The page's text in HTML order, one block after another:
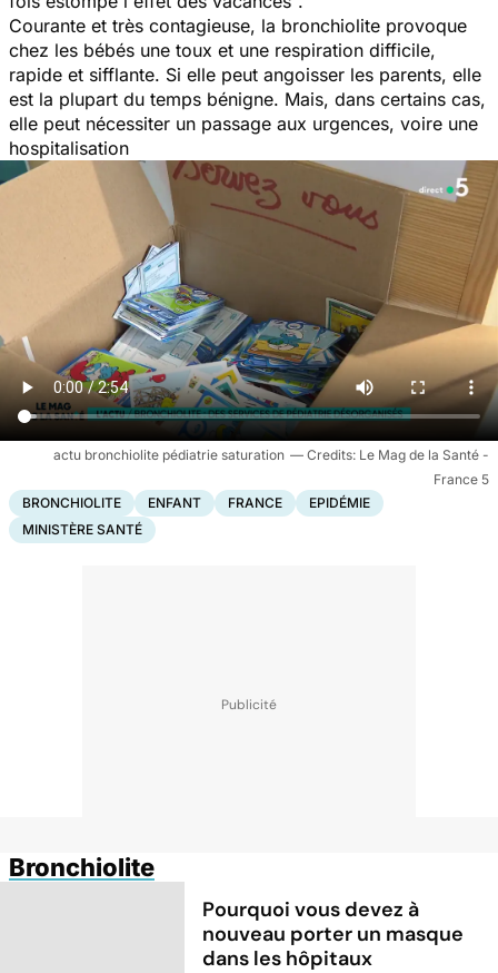
Courante et très contagieuse, la bronchiolite provoque
chez les bébés une toux et une respiration difficile,
rapide et sifflante. Si elle peut angoisser les parents, elle
est la plupart du temps bénigne. Mais, dans certains cas,
elle peut nécessiter un passage aux urgences, voire une
hospitalisation
actu bronchiolite pédiatrie saturation
Le Mag de la Santé -
France 5
BRONCHIOLITE
ENFANT FRANCE
EPIDÉMIE
MINISTÈRE SANTÉ
Bronchiolite
Pourquoi vous devez à
nouveau porter un masque
dans les hôpitaux